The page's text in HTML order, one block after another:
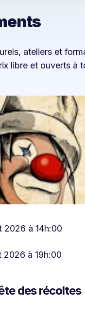
ateliers et
libre et ouverts à
2026 à 14h:00
2026 à 19h:00
des récoltes